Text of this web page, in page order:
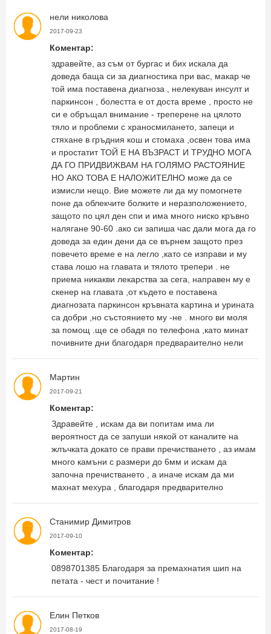
нели николова
2017-09-23
Коментар:
здравейте, аз съм от бургас и бих искала да
доведа баща си за диагностика при вас, макар че
той има поставена диагноза , нелекуван инсулт и
паркинсон , болестта е от доста време , просто не
си е обръщал внимание - треперене на цялото
тяло и проблеми с храносмилането, запеци и
стяхане в гръдния кош и стомаха ,освен това има
и простатит ТОЙ Е НА ВЪЗРАСТ И ТРУДНО МОГА
ДА ГО ПРИДВИЖВАМ НА ГОЛЯМО РАСТОЯНИЕ
НО АКО ТОВА Е НАЛОЖИТЕЛНО може да се
измисли нещо. Вие можете ли да му помогнете
поне да облекчите болките и неразположението,
защото по цял ден спи и има много ниско кръвно
налягане 90-60 .ако си запиша час дали мога да го
доведа за един дени да се върнем защото през
повечето време е на легло ,като се изправи и му
става лошо на главата и тялото трепери . не
приема никакви лекарства за сега, направен му е
скенер на главата ,от където е поставена
диагнозата паркинсон кръвната картина и урината
са добри ,но състоянието му -не . много ви моля
за помощ .ще се обадя по телефона ,като минат
почивните дни благодаря предвараително нели
Мартин
2017-09-21
Коментар:
Здравейте , искам да ви попитам има ли
вероятност да се запуши някой от каналите на
жлъчката докато се прави пречистването , аз имам
много камъни с размери до 6мм и искам да
започна пречистването , а иначе искам да ми
махнат мехура , благодаря предварително
Станимир Димитров
2017-09-10
Коментар:
0898701385 Благодаря за премахнатия шип на
петата - чест и почитание !
Елин Петков
2017-08-19